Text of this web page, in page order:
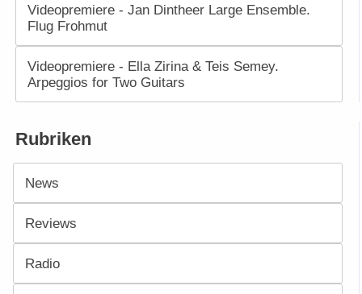
Videopremiere - Jan Dintheer Large Ensemble.
Flug Frohmut
Videopremiere - Ella Zirina & Teis Semey.
Arpeggios for Two Guitars
Rubriken
News
Reviews
Radio